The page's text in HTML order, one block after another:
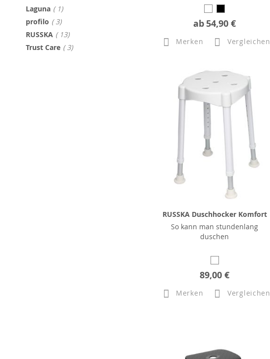
ab 54,90 €
Merken Vergleichen
RUSSKA Duschhocker Komfort
So kann man stundenlang
duschen
89,00 €
Merken Vergleichen
Laguna 1Artikel
profilo 3Artikel
RUSSKA 13Artikel
Trust Care 3Artikel